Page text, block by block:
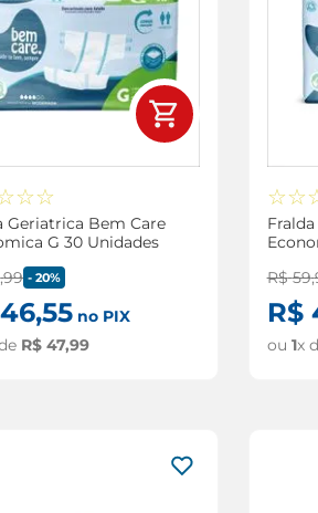
☆☆
Geriatrica Bem Care
G 30 Unidades
,99 -20%
46,55 no PIX
R$ 47,99
☆☆
R$ 59,
R$
ou 1x